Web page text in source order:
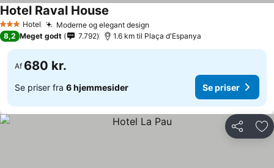
3 StjernerHotel Moderne og elegant design
Hotel Raval House
8,2 Meget godt 7.792 1.6 km til Plaça d'Espanya
Af 680 kr.
Se priser fra 6 hjemmesider Se priser
Del